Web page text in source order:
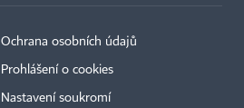
Ochrana osobních údajů
Prohlášení o cookies
Nastavení soukromí